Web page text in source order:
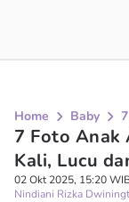
Home Baby
7 Foto Anak
Kali, Lucu
02 Okt 2025, 15:20
Nindiani Rizka